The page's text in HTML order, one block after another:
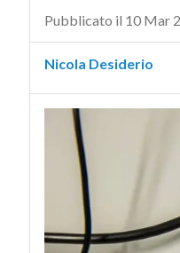
Pubblicato il 10 Mar
Nicola Desiderio